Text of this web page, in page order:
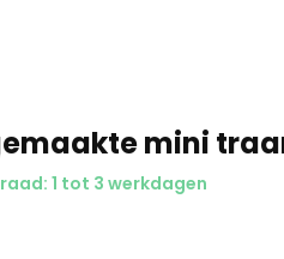
mini
1 tot 3 werkdagen